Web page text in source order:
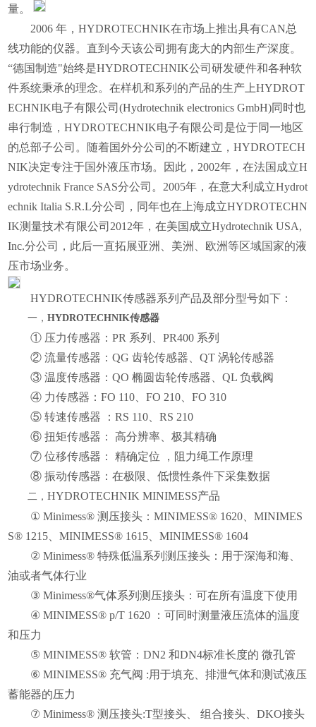
量。
2006 年，HYDROTECHNIK在市场上推出具有CAN总
线功能的仪器。直到今天该公司拥有庞大的内部生产深度。
“德国制造"始终是HYDROTECHNIK公司研发硬件和各种软
件系统秉承的理念。在样机和系列的产品的生产上HYDROT
ECHNIK电子有限公司(Hydrotechnik electronics GmbH)同时也
串行制造，HYDROTECHNIK电子有限公司是位于同一地区
的总部子公司。随着国外分公司的不断建立，HYDROTECH
NIK决定专注于国外液压市场。因此，2002年，在法国成立H
ydrotechnik France SAS分公司。2005年，在意大利成立Hydrot
echnik Italia S.R.L分公司，同年也在上海成立HYDROTECHN
IK测量技术有限公司2012年，在美国成立Hydrotechnik USA,
Inc.分公司，此后一直拓展亚洲、美洲、欧洲等区域国家的液
压市场业务。
HYDROTECHNIK传感器系列产品及部分型号如下：
一，HYDROTECHNIK传感器
① 压力传感器：PR 系列、PR400 系列
② 流量传感器：QG 齿轮传感器、QT 涡轮传感器
③ 温度传感器：QO 椭圆齿轮传感器、QL 负载阀
④ 力传感器：FO 110、FO 210、FO 310
⑤ 转速传感器 ：RS 110、RS 210
⑥ 扭矩传感器： 高分辨率、极其精确
⑦ 位移传感器： 精确定位 ，阻力绳工作原理
⑧ 振动传感器：在极限、低惯性条件下采集数据
二，HYDROTECHNIK MINIMESS产品
① Minimess® 测压接头：MINIMESS® 1620、MINIMES
S® 1215、MINIMESS® 1615、MINIMESS® 1604
② Minimess® 特殊低温系列测压接头：用于深海和海、
油或者气体行业
③ Minimess®气体系列测压接头：可在所有温度下使用
④ MINIMESS® p/T 1620 ：可同时测量液压流体的温度
和压力
⑤ MINIMESS® 软管：DN2 和DN4标准长度的 微孔管
⑥ MINIMESS® 充气阀 :用于填充、排泄气体和测试液压
蓄能器的压力
⑦ Minimess® 测压接头:T型接头、 组合接头、DKO接头